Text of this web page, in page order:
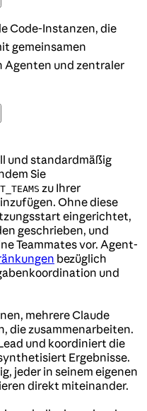
Code-Instanzen, die
gemeinsamen
Agenten und zentraler
und standardmäßig
Sie
zu Ihrer
Ohne diese
eingerichtet,
geschrieben, und
Teammates vor. Agent-
bezüglich
und
mehrere Claude
die zusammenarbeiten.
und koordiniert die
Ergebnisse.
jeder in seinem eigenen
direkt miteinander.